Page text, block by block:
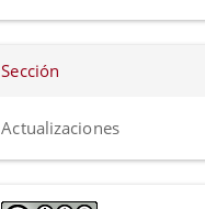
Sección
Actualizaciones